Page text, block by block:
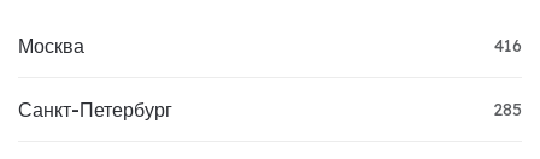
Москва 416
Санкт-Петербург 285